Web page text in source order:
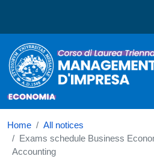
Corso di laurea in
Home
All notices
Exams schedule Business
Accounting